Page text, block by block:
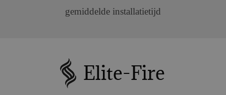
gemiddelde installatietijd